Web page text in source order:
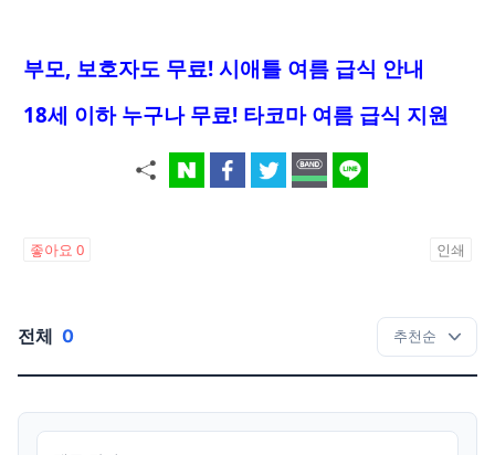
부모, 보호자도 무료! 시애틀 여름 급식 안내
18세 이하 누구나 무료! 타코마 여름 급식 지원
좋아요 0 인쇄
전체 0